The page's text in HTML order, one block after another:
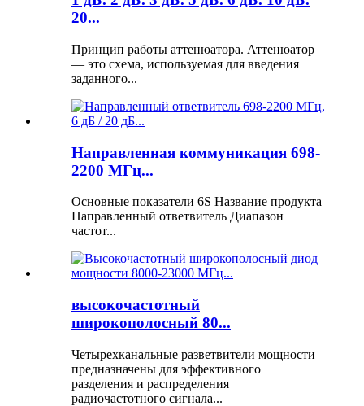
20...
Принцип работы аттенюатора. Аттенюатор
— это схема, используемая для введения
заданного...
Направленная коммуникация 698-
2200 МГц...
Основные показатели 6S Название продукта
Направленный ответвитель Диапазон
частот...
высокочастотный
широкополосный 80...
Четырехканальные разветвители мощности
предназначены для эффективного
разделения и распределения
радиочастотного сигнала...